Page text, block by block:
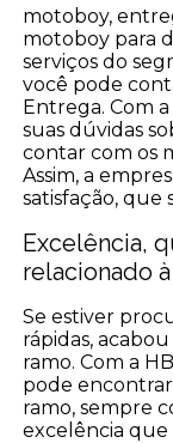
motoboy,
motoboy para
serviços do
você pode
Entrega. Com
suas dúvidas
contar com os
Assim, a
satisfação, que
Excelência,
relacionado
Se estiver
rápidas,
ramo. Com a
pode encontrar
ramo, sempre
excelência que